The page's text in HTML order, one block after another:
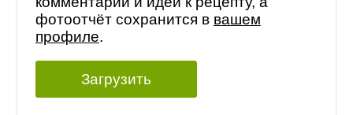
фотоотчёт сохранится в вашем
профиле.
Загрузить